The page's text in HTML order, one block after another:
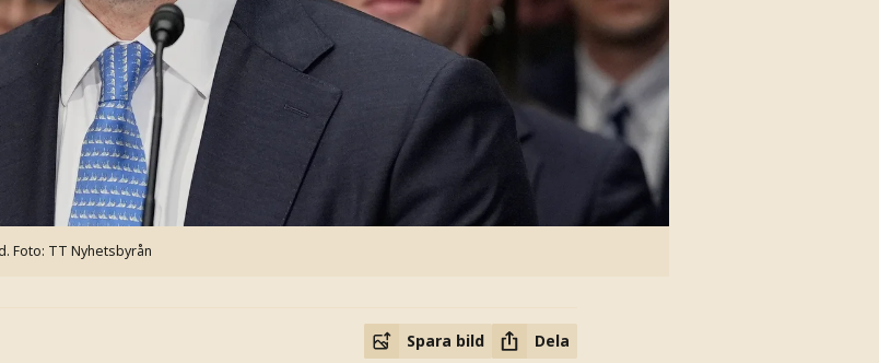
Foto: TT Nyhetsbyrån
Spara bild Dela